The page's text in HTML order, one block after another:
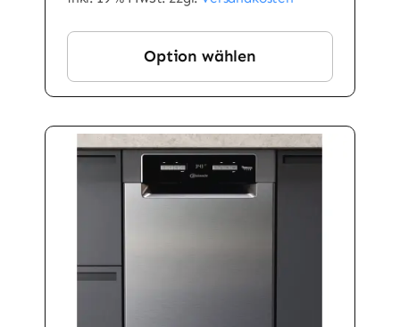
Option wählen